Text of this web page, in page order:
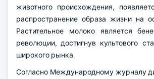
животного происхождения,
распространение образа жизни на
Растительное молоко является
революции, достигнув культового
широкого рынка.
Согласно Международному журналу